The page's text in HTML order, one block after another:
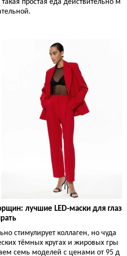
простая еда действительно м
лучшие LED-маски для глаз
стимулирует коллаген, но чуда
тёмных кругах и жировых гры
семь моделей с ценами от 95 д